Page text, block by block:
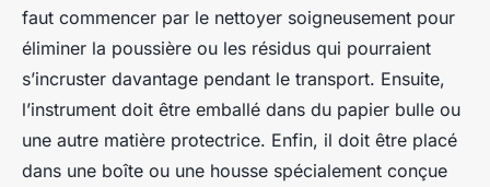
faut commencer par le nettoyer soigneusement pour
éliminer la poussière ou les résidus qui pourraient
s’incruster davantage pendant le transport. Ensuite,
l’instrument doit être emballé dans du papier bulle ou
une autre matière protectrice. Enfin, il doit être placé
dans une boîte ou une housse spécialement conçue